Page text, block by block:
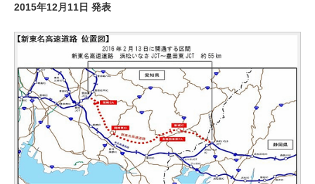
2015年12月11日 発表